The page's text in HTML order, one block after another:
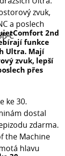
2nd
funkce
Ultra. Mají
zvuk, lepší
přes